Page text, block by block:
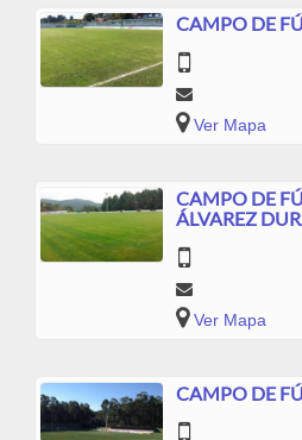
CAMPO DE
Ver Mapa
CAMPO DE
ÁLVAREZ
Ver Mapa
CAMPO DE